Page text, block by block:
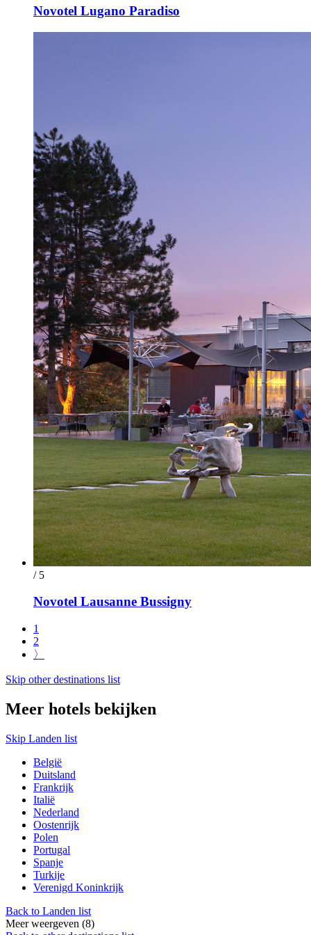
Novotel Lugano Paradiso
/ 5
Novotel Lausanne Bussigny
1
2
〉
Skip other destinations list
Meer hotels bekijken
Skip Landen list
België
Duitsland
Frankrijk
Italië
Nederland
Oostenrijk
Polen
Portugal
Spanje
Turkije
Verenigd Koninkrijk
Back to Landen list
Meer weergeven (8)